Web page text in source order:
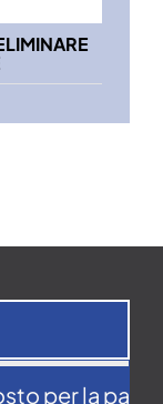
per la pausa